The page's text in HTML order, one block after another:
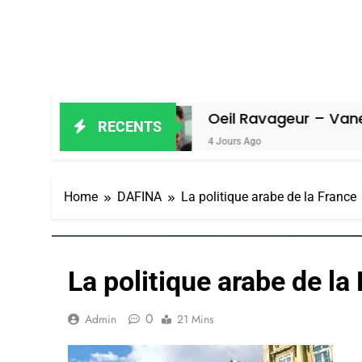
RECENTS
Oeil Ravageur – Vanessa De
4 Jours Ago
Home DAFINA La politique arabe de la France
La politique arabe de la
Admin 0 21 Mins